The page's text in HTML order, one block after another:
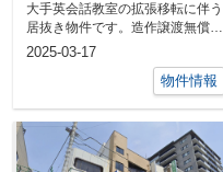
大手英会話教室の拡張移転に伴う
居抜き物件です。造作譲渡無償な
ので、教室やクリニックなどにう
2025-03-17
物件情報